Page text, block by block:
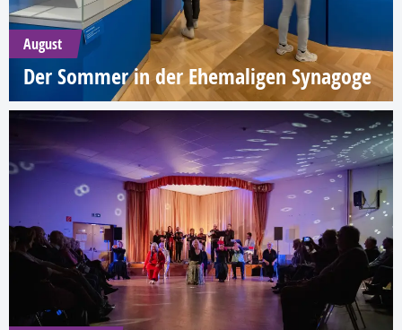
August
Der Sommer in der Ehemaligen Synagoge